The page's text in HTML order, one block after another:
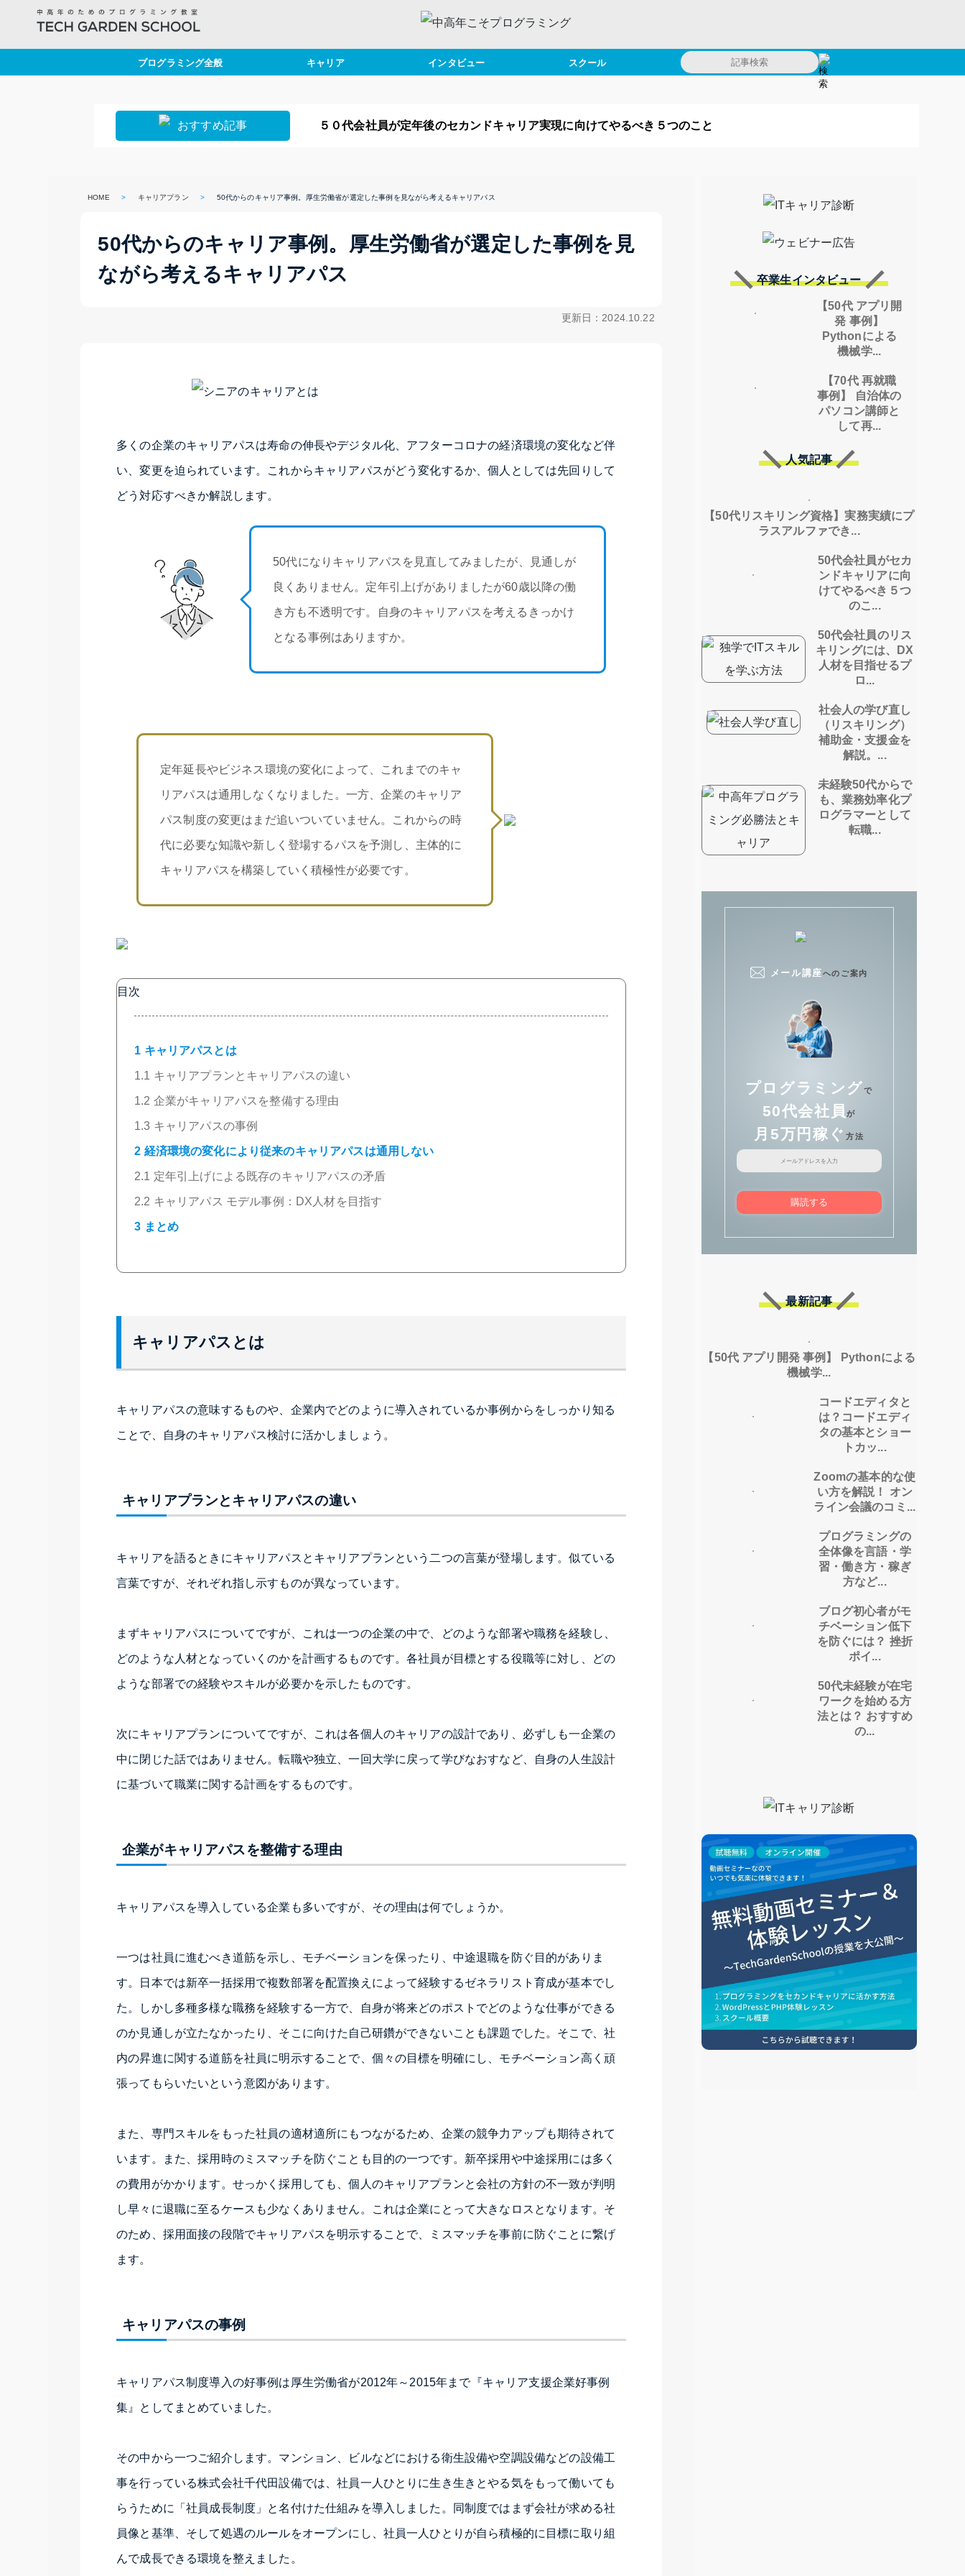
プログラミング全般
プログラミング基礎
PHPドリルで練習
キャリア
セカンドキャリア
ライフプラン
インタビュー
事例インタビュー
スクール
スクールブログ
おすすめ記事 ５０代会社員が定年後のセカンドキャリア実現に向けてやるべき５つのこと
HOME > キャリアプラン > 50代からのキャリア事例。厚生労働省が選定した事例を見ながら考えるキャリアパス
50代からのキャリア事例。厚生労働省が選定した事例を見
ながら考えるキャリアパス
更新日：2024.10.22
多くの企業のキャリアパスは寿命の伸長やデジタル化、アフターコロナの経済環境の変化など伴
い、変更を迫られています。これからキャリアパスがどう変化するか、個人としては先回りして
どう対応すべきか解説します。
50代になりキャリアパスを見直してみましたが、見通しが
良くありません。定年引上げがありましたが60歳以降の働
き方も不透明です。自身のキャリアパスを考えるきっかけ
となる事例はありますか。
定年延長やビジネス環境の変化によって、これまでのキャ
リアパスは通用しなくなりました。一方、企業のキャリア
パス制度の変更はまだ追いついていません。これからの時
代に必要な知識や新しく登場するパスを予測し、主体的に
キャリアパスを構築していく積極性が必要です。
目次
1 キャリアパスとは
1.1 キャリアプランとキャリアパスの違い
1.2 企業がキャリアパスを整備する理由
1.3 キャリアパスの事例
2 経済環境の変化により従来のキャリアパスは通用しない
2.1 定年引上げによる既存のキャリアパスの矛盾
2.2 キャリアパス モデル事例：DX人材を目指す
3 まとめ
キャリアパスとは
キャリアパスの意味するものや、企業内でどのように導入されているか事例からをしっかり知る
ことで、自身のキャリアパス検討に活かしましょう。
キャリアプランとキャリアパスの違い
キャリアを語るときにキャリアパスとキャリアプランという二つの言葉が登場します。似ている
言葉ですが、それぞれ指し示すものが異なっています。
まずキャリアパスについてですが、これは一つの企業の中で、どのような部署や職務を経験し、
どのような人材となっていくのかを計画するものです。各社員が目標とする役職等に対し、どの
ような部署での経験やスキルが必要かを示したものです。
次にキャリアプランについてですが、これは各個人のキャリアの設計であり、必ずしも一企業の
中に閉じた話ではありません。転職や独立、一回大学に戻って学びなおすなど、自身の人生設計
に基づいて職業に関する計画をするものです。
企業がキャリアパスを整備する理由
キャリアパスを導入している企業も多いですが、その理由は何でしょうか。
一つは社員に進むべき道筋を示し、モチベーションを保ったり、中途退職を防ぐ目的がありま
す。日本では新卒一括採用で複数部署を配置換えによって経験するゼネラリスト育成が基本でし
た。しかし多種多様な職務を経験する一方で、自身が将来どのポストでどのような仕事ができる
のか見通しが立たなかったり、そこに向けた自己研鑽ができないことも課題でした。そこで、社
内の昇進に関する道筋を社員に明示することで、個々の目標を明確にし、モチベーション高く頑
張ってもらいたいという意図があります。
また、専門スキルをもった社員の適材適所にもつながるため、企業の競争力アップも期待されて
います。また、採用時のミスマッチを防ぐことも目的の一つです。新卒採用や中途採用には多く
の費用がかかります。せっかく採用しても、個人のキャリアプランと会社の方針の不一致が判明
し早々に退職に至るケースも少なくありません。これは企業にとって大きなロスとなります。そ
のため、採用面接の段階でキャリアパスを明示することで、ミスマッチを事前に防ぐことに繋げ
ます。
キャリアパスの事例
キャリアパス制度導入の好事例は厚生労働省が2012年～2015年まで『キャリア支援企業好事例
集』としてまとめていました。
その中から一つご紹介します。マンション、ビルなどにおける衛生設備や空調設備などの設備工
事を行っている株式会社千代田設備では、社員一人ひとりに生き生きとやる気をもって働いても
らうために「社員成長制度」と名付けた仕組みを導入しました。同制度ではまず会社が求める社
員像と基準、そして処遇のルールをオープンにし、社員一人ひとりが自ら積極的に目標に取り組
んで成長できる環境を整えました。
卒業生インタビュー
【50代 アプリ開
発 事例】
Pythonによる
機械学...
【70代 再就職
事例】 自治体の
パソコン講師と
して再...
人気記事
【50代リスキリング資格】実務実績にプ
ラスアルファでき...
50代会社員がセカ
ンドキャリアに向
けてやるべき５つ
のこ...
50代会社員のリス
キリングには、DX
人材を目指せるプ
ロ...
社会人の学び直し
（リスキリング）
補助金・支援金を
解説。...
未経験50代からで
も、業務効率化プ
ログラマーとして
転職...
メール講座へのご案内
プログラミングで
50代会社員が
月5万円稼ぐ 方法
購読する
最新記事
【50代 アプリ開発 事例】 Pythonによる
機械学...
コードエディタと
は？コードエディ
タの基本とショー
トカッ...
Zoomの基本的な使
い方を解説！ オン
ライン会議のコミ...
プログラミングの
全体像を言語・学
習・働き方・稼ぎ
方など...
ブログ初心者がモ
チベーション低下
を防ぐには？ 挫折
ポイ...
50代未経験が在宅
ワークを始める方
法とは？ おすすめ
の...